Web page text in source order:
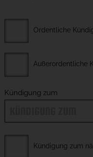
Ordentliche
Außerordentliche
Kündigung zum
Kündigung zum